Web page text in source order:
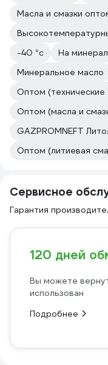
Масла и смазки
-40 °с
На
Минеральное масло
Оптом
Оптом (масла и
GAZPROMNEFT
Оптом (литиевая
Сервисное
Гарантия
120 дней
Вы можете
использован
Подробнее